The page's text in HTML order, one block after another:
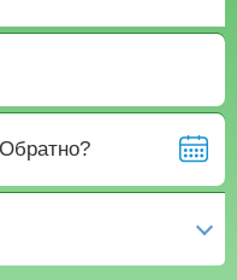
Обратно?